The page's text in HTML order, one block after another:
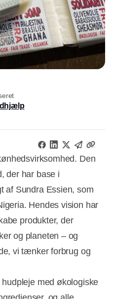
Den
der har base i
af Sundra Essien, som
Hendes vision har
produkter, der
og planeten – og
vi tænker forbrug og
med økologiske